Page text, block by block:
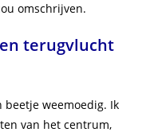
omschrijven.
terugvlucht
weemoedig. Ik
van het centrum,